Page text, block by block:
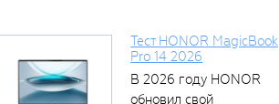
Тест HONOR MagicBook
Pro 14 2026
В 2026 году HONOR
обновил свой